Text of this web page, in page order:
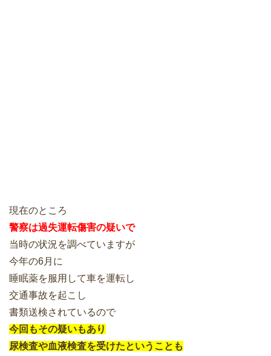
現在のところ
警察は過失運転傷害の疑いで
当時の状況を調べていますが
今年の6月に
睡眠薬を服用して車を運転し
交通事故を起こし
書類送検されているので
今回もその疑いもあり
尿検査や血液検査を受けたということも